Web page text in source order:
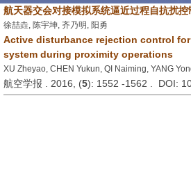
航天器交会对接模拟系统逼近过程自抗扰控
徐喆垚, 陈宇坤, 齐乃明, 阳勇
Active disturbance rejection control
system during proximity operations
XU Zheyao, CHEN Yukun, QI Naiming, YANG
航空学报 . 2016, (5): 1552 -1562 . DOI: